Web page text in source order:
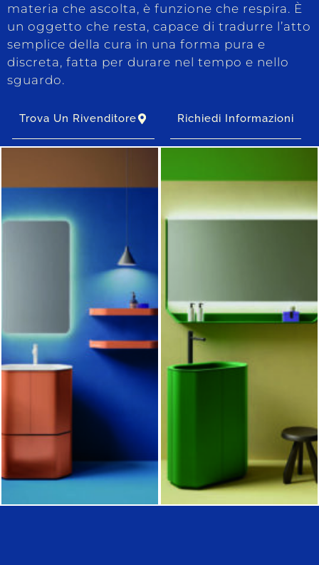
materia che ascolta, è funzione che respira. È
un oggetto che resta, capace di tradurre l’atto
semplice della cura in una forma pura e
discreta, fatta per durare nel tempo e nello
sguardo.
Trova Un Rivenditore Richiedi Informazioni